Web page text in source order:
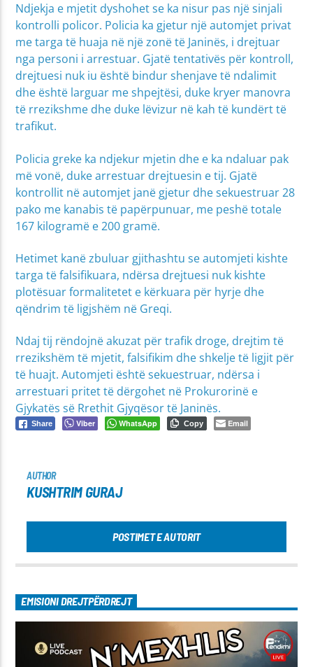
Ndjekja e mjetit dyshohet se ka nisur pas një sinjali
kontrolli policor. Policia ka gjetur një automjet privat
me targa të huaja në një zonë të Janinës, i drejtuar
nga personi i arrestuar. Gjatë tentativës për kontroll,
drejtuesi nuk iu është bindur shenjave të ndalimit
dhe është larguar me shpejtësi, duke kryer manovra
të rrezikshme dhe duke lëvizur në kah të kundërt të
trafikut.
Policia greke ka ndjekur mjetin dhe e ka ndaluar pak
më vonë, duke arrestuar drejtuesin e tij. Gjatë
kontrollit në automjet janë gjetur dhe sekuestruar 28
pako me kanabis të papërpunuar, me peshë totale
167 kilogramë e 200 gramë.
Hetimet kanë zbuluar gjithashtu se automjeti kishte
targa të falsifikuara, ndërsa drejtuesi nuk kishte
plotësuar formalitetet e kërkuara për hyrje dhe
qëndrim të ligjshëm në Greqi.
Ndaj tij rëndojnë akuzat për trafik droge, drejtim të
rrezikshëm të mjetit, falsifikim dhe shkelje të ligjit për
të huajt. Automjeti është sekuestruar, ndërsa i
arrestuari pritet të dërgohet në Prokurorinë e
Gjykatës së Rrethit Gjyqësor të Janinës.
Share Viber WhatsApp Copy Email
AUTHOR
KUSHTRIM GURAJ
POSTIMET E AUTORIT
EMISIONI DREJTPËRDREJT